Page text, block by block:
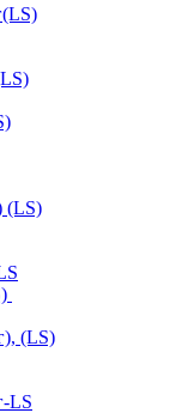
(LS)
(LS)
LS